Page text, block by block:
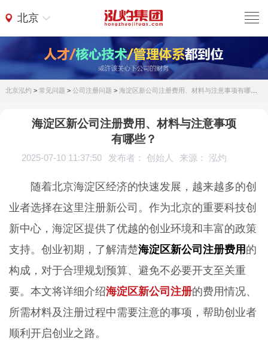
北京
北京泓灼 > 常见问题 > 公司注册问题 > 海淀区新公司注册费用、材料与注意事项有哪些？
海淀区新公司注册费用、材料与注意事项
有哪些？
2025-07-10 11:37:50 发布者： 创始人 来源： 泓灼
随着北京海淀区经济的快速发展，越来越多的创
业者选择在这里注册新公司。作为北京的重要科技创
新中心，海淀区提供了优越的创业环境和丰富的政策
支持。创业初期，了解清楚海淀区新公司注册费用 的
构成，对于合理规划预算、避免不必要开支至关重
要。本文将详细介绍海淀区新公司注册的费用情况、
所需材料及注册过程中需要注意的事项，帮助创业者
顺利开启创业之路。